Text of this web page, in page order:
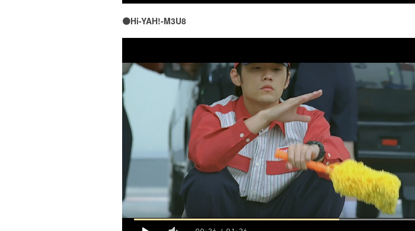
🟠Hi-YAH!-M3U8